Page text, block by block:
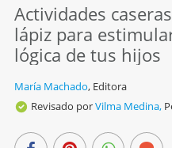
Actividades
lápiz para
lógica de tus hijos
María Machado, Editora
Revisado porVilma Medina,